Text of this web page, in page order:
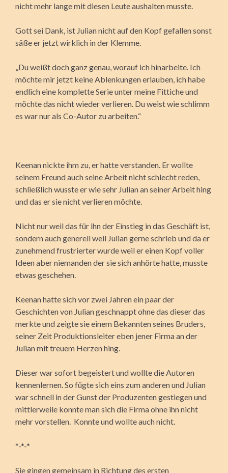
nicht mehr lange mit diesen Leute aushalten musste.
Gott sei Dank, ist Julian nicht auf den Kopf gefallen sonst
säße er jetzt wirklich in der Klemme.
„Du weißt doch ganz genau, worauf ich hinarbeite. Ich
möchte mir jetzt keine Ablenkungen erlauben, ich habe
endlich eine komplette Serie unter meine Fittiche und
möchte das nicht wieder verlieren. Du weist wie schlimm
es war nur als Co-Autor zu arbeiten.“
Keenan nickte ihm zu, er hatte verstanden. Er wollte
seinem Freund auch seine Arbeit nicht schlecht reden,
schließlich wusste er wie sehr Julian an seiner Arbeit hing
und das er sie nicht verlieren möchte.
Nicht nur weil das für ihn der Einstieg in das Geschäft ist,
sondern auch generell weil Julian gerne schrieb und da er
zunehmend frustrierter wurde weil er einen Kopf voller
Ideen aber niemanden der sie sich anhörte hatte, musste
etwas geschehen.
Keenan hatte sich vor zwei Jahren ein paar der
Geschichten von Julian geschnappt ohne das dieser das
merkte und zeigte sie einem Bekannten seines Bruders,
seiner Zeit Produktionsleiter eben jener Firma an der
Julian mit treuem Herzen hing.
Dieser war sofort begeistert und wollte die Autoren
kennenlernen. So fügte sich eins zum anderen und Julian
war schnell in der Gunst der Produzenten gestiegen und
mittlerweile konnte man sich die Firma ohne ihn nicht
mehr vorstellen. Konnte und wollte auch nicht.
*-*-*
Sie gingen gemeinsam in Richtung des ersten